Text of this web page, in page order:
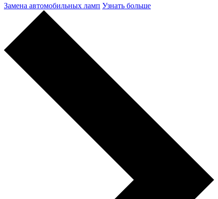
Замена автомобильных ламп Узнать больше